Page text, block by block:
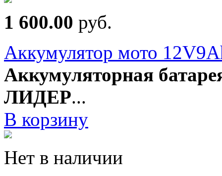
1 600.00 руб.
Аккумулятор мото
Аккумуляторная
ЛИДЕР...
В корзину
Нет в наличии